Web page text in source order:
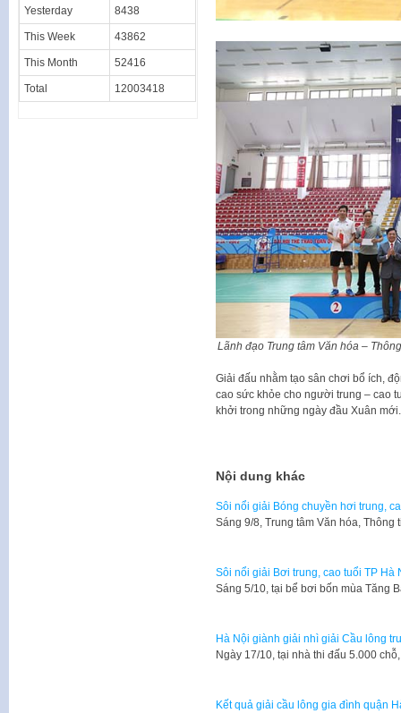
Lãnh đạo Trung tâm Văn hóa –
Giải đấu nhằm tạo sân chơi bổ ích,
cao sức khỏe cho người trung – cao
khởi trong những ngày đầu Xuân mới.
Nội dung khác
Sôi nổi giải Bóng chuyền hơi trung,
Sáng 9/8, Trung tâm Văn hóa,
Sôi nổi giải Bơi trung, cao tuổi TP Hà
Sáng 5/10, tại bể bơi bốn mùa Tăng
Hà Nội giành giải nhì giải Cầu lông
Ngày 17/10, tại nhà thi đấu 5.000
Kết quả giải cầu lông gia đình quận
Yesterday 8438
This Week 43862
This Month 52416
Total 12003418